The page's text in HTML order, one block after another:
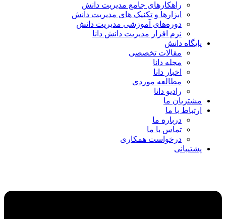
راهکارهای جامع مدیریت دانش
ابزارها و تکنیک‌ های مدیریت دانش
دوره‌های آموزشی مدیریت دانش
نرم افزار مدیریت دانش دانا
پایگاه دانش
مقالات تخصصی
مجله دانا
اخبار دانا
مطالعه موردی
رادیو دانا
مشتریان ما
ارتباط با ما
درباره ما
تماس با ما
درخواست همکاری
پشتیبانی